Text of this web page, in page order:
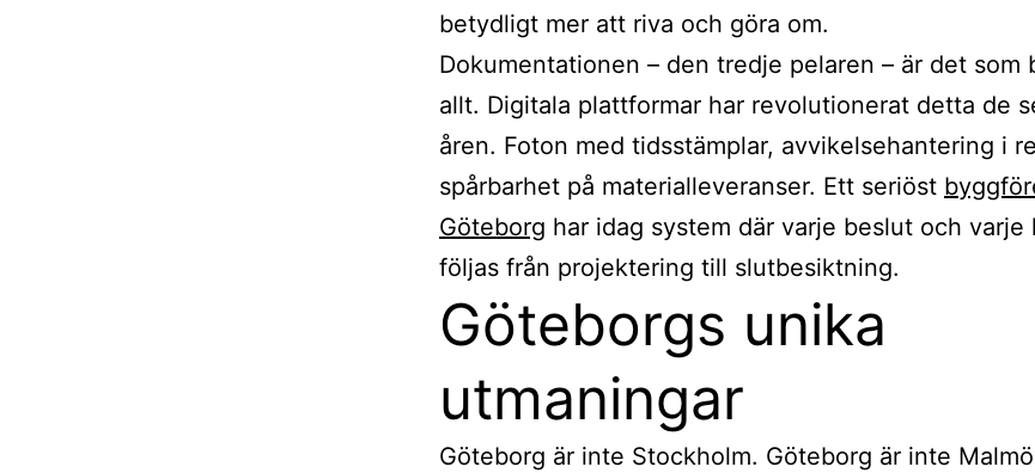
betydligt mer att riva och göra om.
Dokumentationen – den tredje pelaren – är det som
allt. Digitala plattformar har revolutionerat detta de
åren. Foton med tidsstämplar, avvikelsehantering i
spårbarhet på materialleveranser. Ett seriöst
Göteborg har idag system där varje beslut och varje
följas från projektering till slutbesiktning.
Göteborgs unika
utmaningar
Göteborg är inte Stockholm. Göteborg är inte